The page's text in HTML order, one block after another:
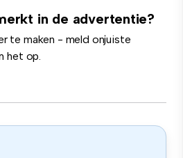
in de advertentie?
te maken - meld onjuiste
het op.